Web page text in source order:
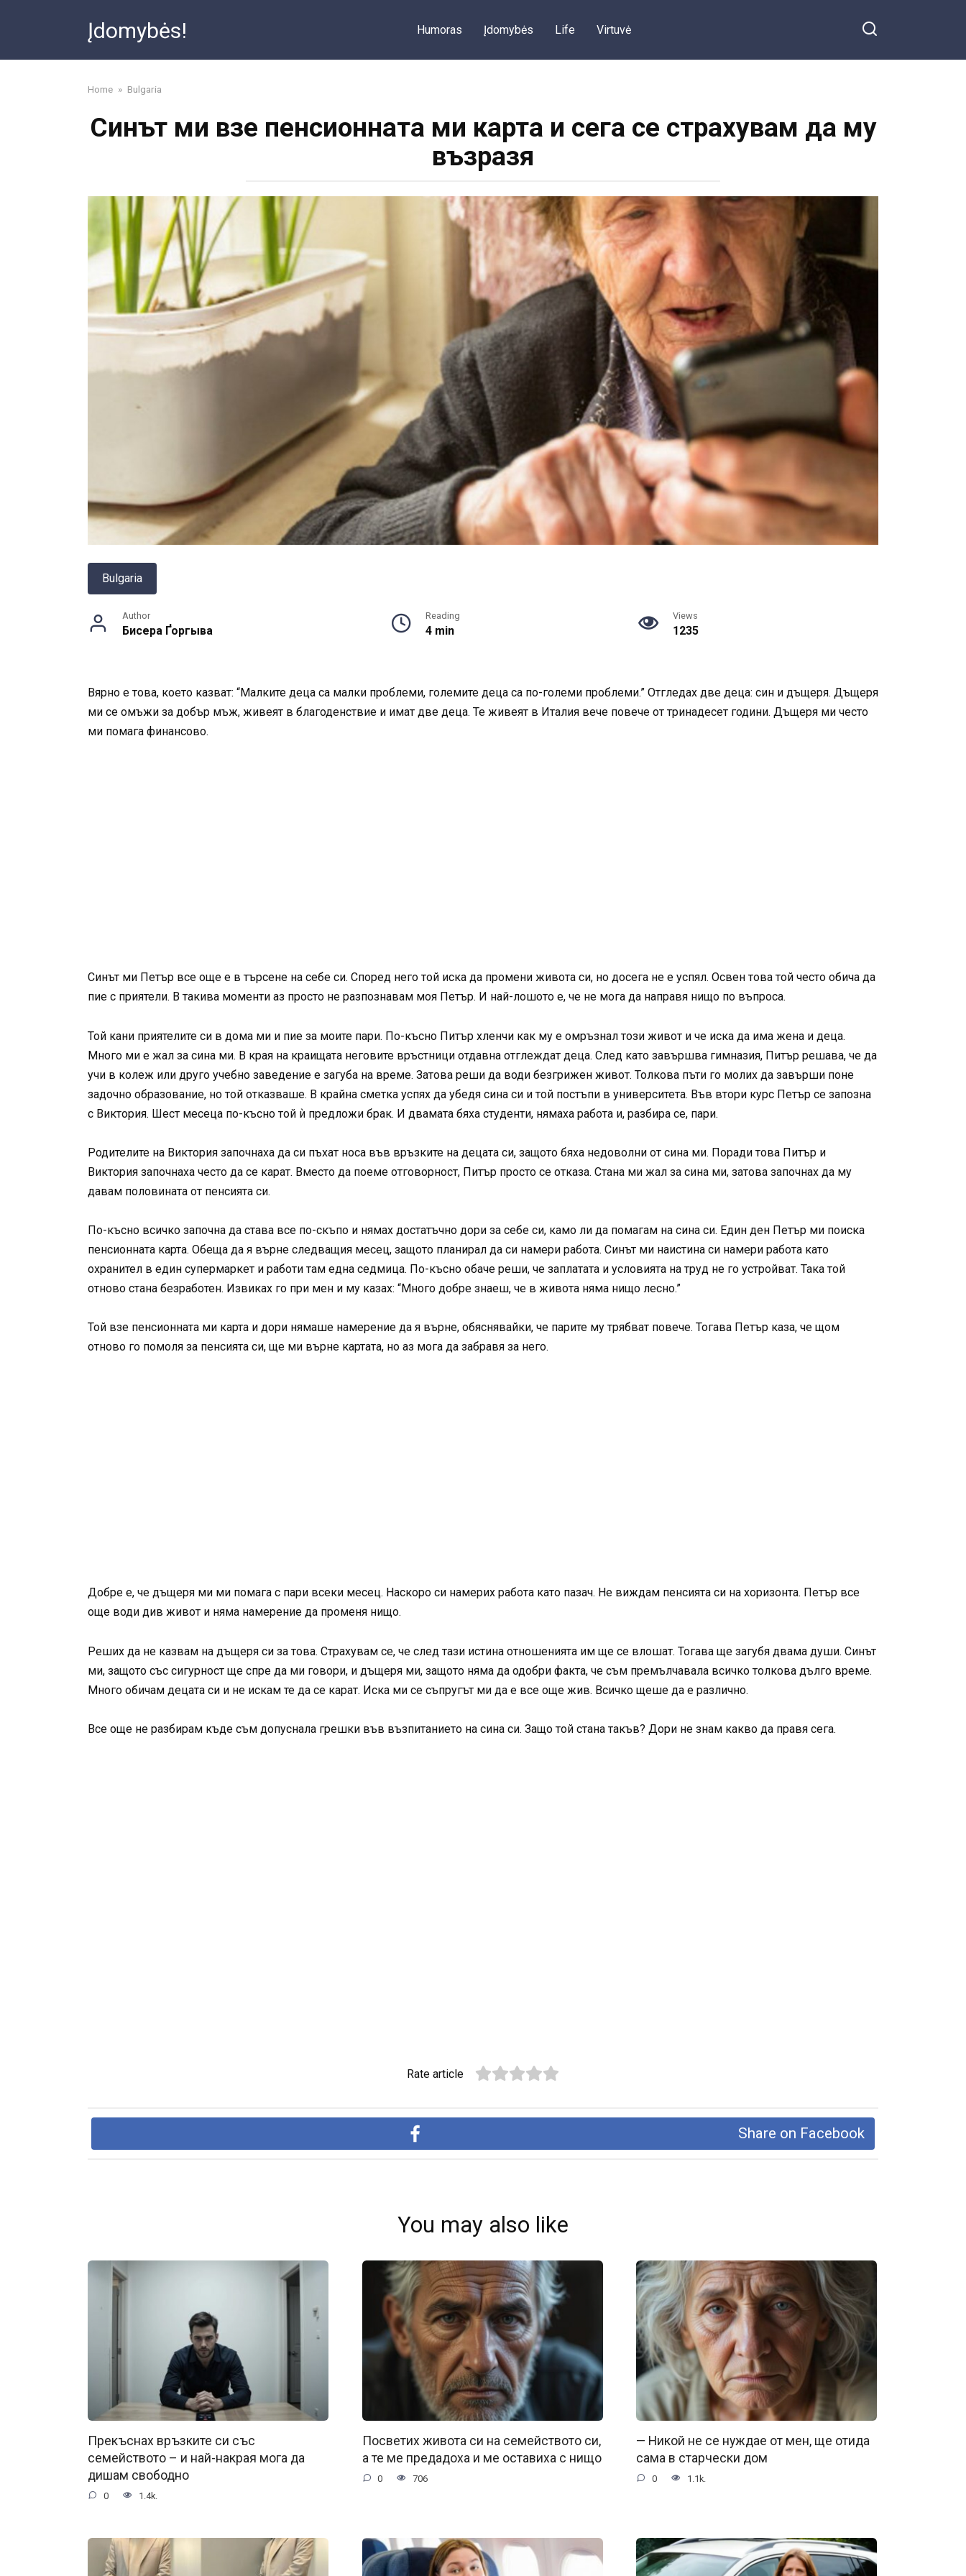
Įdomybės! Humoras Įdomybės Life Virtuvė
Home » Bulgaria
Синът ми взе пенсионната ми карта и сега се страхувам да му
възразя
Bulgaria
Author
Бисера Ґоргыва
Reading
4 min
Views
1235
Вярно е това, което казват: “Малките деца са малки проблеми, големите деца са по-големи проблеми.” Отгледах две деца: син и дъщеря. Дъщеря
ми се омъжи за добър мъж, живеят в благоденствие и имат две деца. Те живеят в Италия вече повече от тринадесет години. Дъщеря ми често
ми помага финансово.
Синът ми Петър все още е в търсене на себе си. Според него той иска да промени живота си, но досега не е успял. Освен това той често обича да
пие с приятели. В такива моменти аз просто не разпознавам моя Петър. И най-лошото е, че не мога да направя нищо по въпроса.
Той кани приятелите си в дома ми и пие за моите пари. По-късно Питър хленчи как му е омръзнал този живот и че иска да има жена и деца.
Много ми е жал за сина ми. В края на краищата неговите връстници отдавна отглеждат деца. След като завършва гимназия, Питър решава, че да
учи в колеж или друго учебно заведение е загуба на време. Затова реши да води безгрижен живот. Толкова пъти го молих да завърши поне
задочно образование, но той отказваше. В крайна сметка успях да убедя сина си и той постъпи в университета. Във втори курс Петър се запозна
с Виктория. Шест месеца по-късно той ѝ предложи брак. И двамата бяха студенти, нямаха работа и, разбира се, пари.
Родителите на Виктория започнаха да си пъхат носа във връзките на децата си, защото бяха недоволни от сина ми. Поради това Питър и
Виктория започнаха често да се карат. Вместо да поеме отговорност, Питър просто се отказа. Стана ми жал за сина ми, затова започнах да му
давам половината от пенсията си.
По-късно всичко започна да става все по-скъпо и нямах достатъчно дори за себе си, камо ли да помагам на сина си. Един ден Петър ми поиска
пенсионната карта. Обеща да я върне следващия месец, защото планирал да си намери работа. Синът ми наистина си намери работа като
охранител в един супермаркет и работи там една седмица. По-късно обаче реши, че заплатата и условията на труд не го устройват. Така той
отново стана безработен. Извиках го при мен и му казах: “Много добре знаеш, че в живота няма нищо лесно.”
Той взе пенсионната ми карта и дори нямаше намерение да я върне, обяснявайки, че парите му трябват повече. Тогава Петър каза, че щом
отново го помоля за пенсията си, ще ми върне картата, но аз мога да забравя за него.
Добре е, че дъщеря ми ми помага с пари всеки месец. Наскоро си намерих работа като пазач. Не виждам пенсията си на хоризонта. Петър все
още води див живот и няма намерение да променя нищо.
Реших да не казвам на дъщеря си за това. Страхувам се, че след тази истина отношенията им ще се влошат. Тогава ще загубя двама души. Синът
ми, защото със сигурност ще спре да ми говори, и дъщеря ми, защото няма да одобри факта, че съм премълчавала всичко толкова дълго време.
Много обичам децата си и не искам те да се карат. Иска ми се съпругът ми да е все още жив. Всичко щеше да е различно.
Все още не разбирам къде съм допуснала грешки във възпитанието на сина си. Защо той стана такъв? Дори не знам какво да правя сега.
Rate article
Share on Facebook
You may also like
Прекъснах връзките си със
семейството – и най-накрая мога да
дишам свободно
0 1.4k.
Посветих живота си на семейството си,
а те ме предадоха и ме оставиха с нищо
0 706
— Никой не се нуждае от мен, ще отида
сама в старчески дом
0 1.1k.